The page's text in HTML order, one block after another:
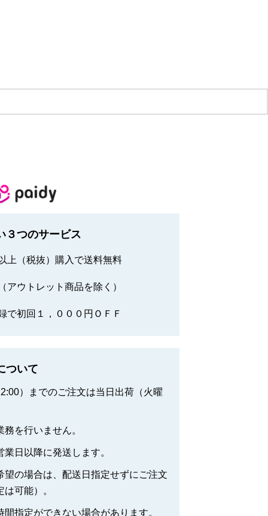
３つのサービス
上（税抜）購入で送料無料
アウトレット商品を除く）
で初回１，０００円ＯＦＦ
ついて
）までのご注文は当日出荷（火曜
を行いません。
日以降に発送します。
望の場合は、配送日指定せずにご注文
可能）。
指定ができない場合があります。